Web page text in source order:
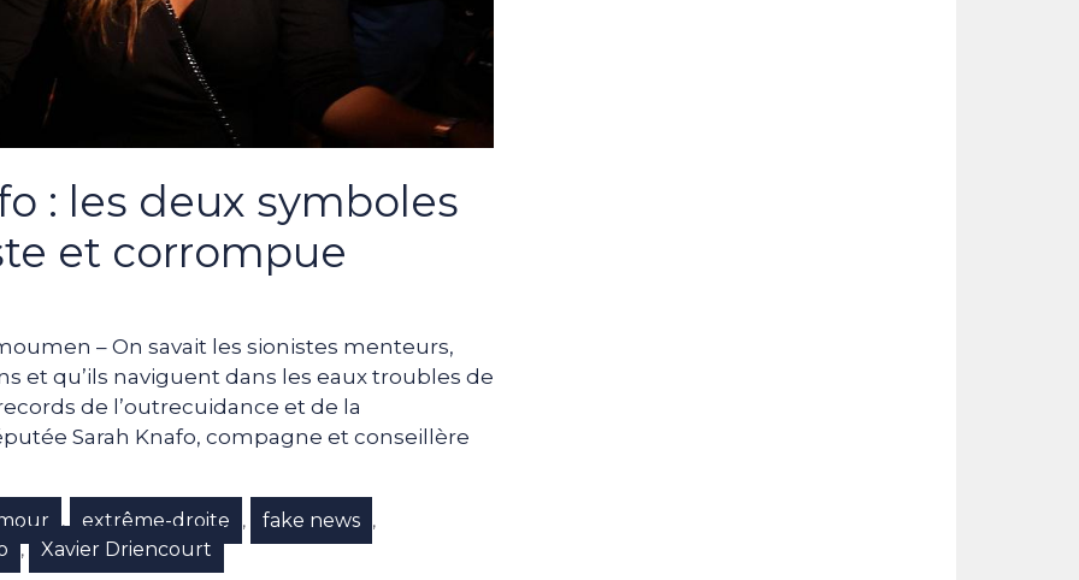
: les deux symboles
et corrompue
– On savait les sionistes menteurs,
et qu’ils naviguent dans les eaux troubles de
de l’outrecuidance et de la
Sarah Knafo, compagne et conseillère
, extrême-droite , fake news ,
, Xavier Driencourt